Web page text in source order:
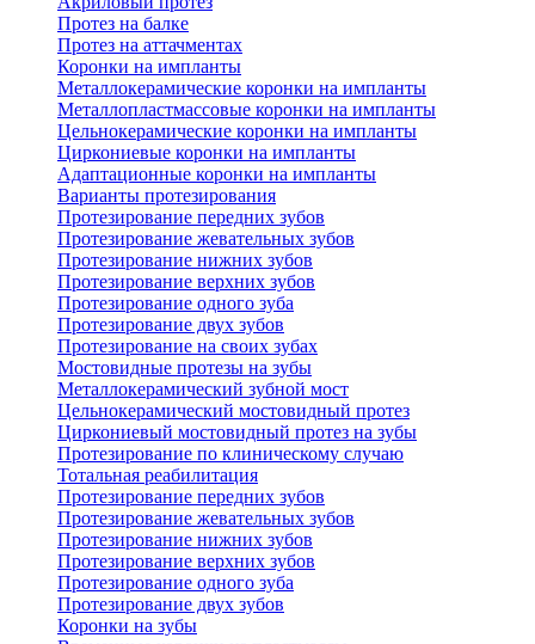
Протез на балке
Протез на аттачментах
Коронки на импланты
Металлокерамические коронки на импланты
Металлопластмассовые коронки на импланты
Цельнокерамические коронки на импланты
Циркониевые коронки на импланты
Адаптационные коронки на импланты
Варианты протезирования
Протезирование передних зубов
Протезирование жевательных зубов
Протезирование нижних зубов
Протезирование верхних зубов
Протезирование одного зуба
Протезирование двух зубов
Протезирование на своих зубах
Мостовидные протезы на зубы
Металлокерамический зубной мост
Цельнокерамический мостовидный протез
Циркониевый мостовидный протез на зубы
Протезирование по клиническому случаю
Тотальная реабилитация
Протезирование передних зубов
Протезирование жевательных зубов
Протезирование нижних зубов
Протезирование верхних зубов
Протезирование одного зуба
Протезирование двух зубов
Коронки на зубы